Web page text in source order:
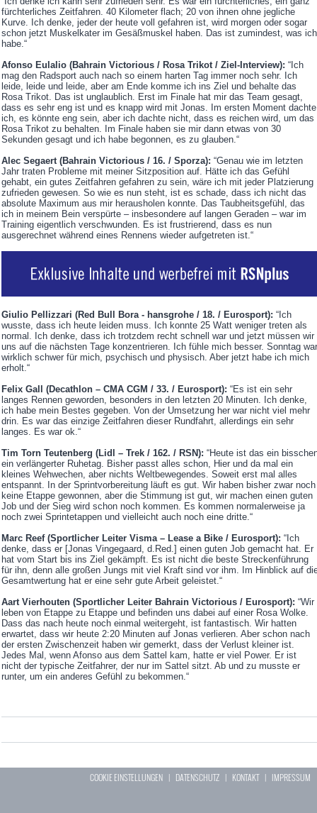
fürchterliches Zeitfahren. 40 Kilometer flach; 20 von ihnen ohne jegliche
Kurve. Ich denke, jeder der heute voll gefahren ist, wird morgen oder sogar
schon jetzt Muskelkater im Gesäßmuskel haben. Das ist zumindest, was ich
habe.“
Afonso Eulalio (Bahrain Victorious / Rosa Trikot / Ziel-Interview): “Ich
mag den Radsport auch nach so einem harten Tag immer noch sehr. Ich
leide, leide und leide, aber am Ende komme ich ins Ziel und behalte das
Rosa Trikot. Das ist unglaublich. Erst im Finale hat mir das Team gesagt,
dass es sehr eng ist und es knapp wird mit Jonas. Im ersten Moment dachte
ich, es könnte eng sein, aber ich dachte nicht, dass es reichen wird, um das
Rosa Trikot zu behalten. Im Finale haben sie mir dann etwas von 30
Sekunden gesagt und ich habe begonnen, es zu glauben.“
Alec Segaert (Bahrain Victorious / 16. / Sporza): “Genau wie im letzten
Jahr traten Probleme mit meiner Sitzposition auf. Hätte ich das Gefühl
gehabt, ein gutes Zeitfahren gefahren zu sein, wäre ich mit jeder Platzierung
zufrieden gewesen. So wie es nun steht, ist es schade, dass ich nicht das
absolute Maximum aus mir herausholen konnte. Das Taubheitsgefühl, das
ich in meinem Bein verspürte – insbesondere auf langen Geraden – war im
Training eigentlich verschwunden. Es ist frustrierend, dass es nun
ausgerechnet während eines Rennens wieder aufgetreten ist.“
Giulio Pellizzari (Red Bull Bora - hansgrohe / 18. / Eurosport): “Ich
wusste, dass ich heute leiden muss. Ich konnte 25 Watt weniger treten als
normal. Ich denke, dass ich trotzdem recht schnell war und jetzt müssen wir
uns auf die nächsten Tage konzentrieren. Ich fühle mich besser. Sonntag war
wirklich schwer für mich, psychisch und physisch. Aber jetzt habe ich mich
erholt.“
Felix Gall (Decathlon – CMA CGM / 33. / Eurosport): “Es ist ein sehr
langes Rennen geworden, besonders in den letzten 20 Minuten. Ich denke,
ich habe mein Bestes gegeben. Von der Umsetzung her war nicht viel mehr
drin. Es war das einzige Zeitfahren dieser Rundfahrt, allerdings ein sehr
langes. Es war ok.“
Tim Torn Teutenberg (Lidl – Trek / 162. / RSN): “Heute ist das ein
ein verlängerter Ruhetag. Bisher passt alles schon, Hier und da mal ein
kleines Wehwechen, aber nichts Weltbewegendes. Soweit erst mal alles
entspannt. In der Sprintvorbereitung läuft es gut. Wir haben bisher zwar noch
keine Etappe gewonnen, aber die Stimmung ist gut, wir machen einen guten
Job und der Sieg wird schon noch kommen. Es kommen normalerweise ja
noch zwei Sprintetappen und vielleicht auch noch eine dritte.“
Marc Reef (Sportlicher Leiter Visma – Lease a Bike / Eurosport): “Ich
denke, dass er [Jonas Vingegaard, d.Red.] einen guten Job gemacht hat. Er
hat vom Start bis ins Ziel gekämpft. Es ist nicht die beste Streckenführung
für ihn, denn alle großen Jungs mit viel Kraft sind vor ihm. Im Hinblick auf
Gesamtwertung hat er eine sehr gute Arbeit geleistet.“
Aart Vierhouten (Sportlicher Leiter Bahrain Victorious / Eurosport): “Wir
leben von Etappe zu Etappe und befinden uns dabei auf einer Rosa Wolke.
Dass das nach heute noch einmal weitergeht, ist fantastisch. Wir hatten
erwartet, dass wir heute 2:20 Minuten auf Jonas verlieren. Aber schon nach
der ersten Zwischenzeit haben wir gemerkt, dass der Verlust kleiner ist.
Jedes Mal, wenn Afonso aus dem Sattel kam, hatte er viel Power. Er ist
nicht der typische Zeitfahrer, der nur im Sattel sitzt. Ab und zu musste er
runter, um ein anderes Gefühl zu bekommen.“
COOKIE EINSTELLUNGEN | DATENSCHUTZ | KONTAKT| IMPRESSUM